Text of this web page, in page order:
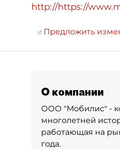
http://https://
Предложить
О компании
ООО "Мобилис" -
многолетней
работающая на
года.